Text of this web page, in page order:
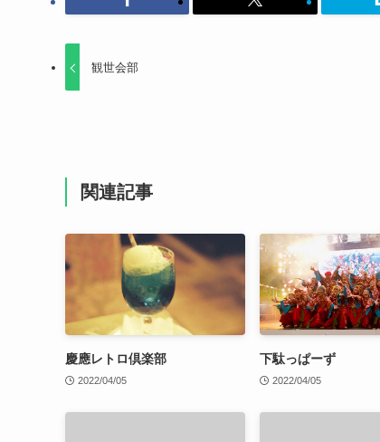
観世会部
関連記事
慶應レトロ倶楽部
2022/04/05
下駄っぱーず
2022/04/05